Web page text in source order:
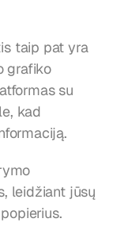
taip pat yra
grafiko
su
kad
leidžiant jūsų